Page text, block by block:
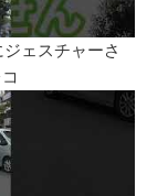
ェスチャーさ